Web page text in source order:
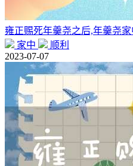
雍正赐死年羹尧之后,年羹尧
家中
顺利
2023-07-07